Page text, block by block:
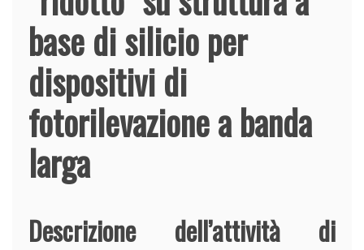
base di silicio per
dispositivi di
fotorilevazione a banda
larga
Descrizione dell’attività di